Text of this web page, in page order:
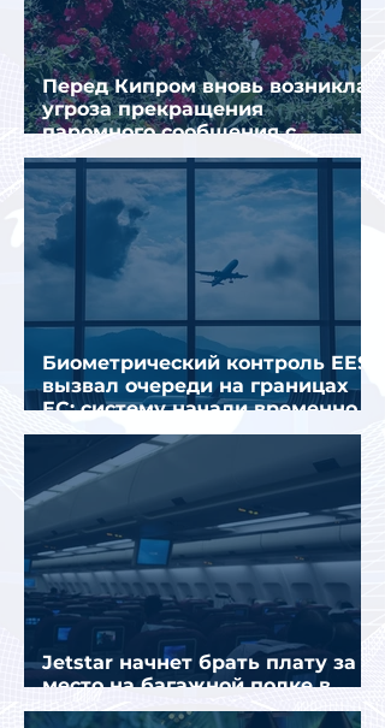
Перед Кипром вновь возникла
угроза прекращения
паромного сообщения с
Грецией
Биометрический контроль EES
вызвал очереди на границах
ЕС: систему начали временно
отключать
Jetstar начнет брать плату за
место на багажной полке в
салоне самолета